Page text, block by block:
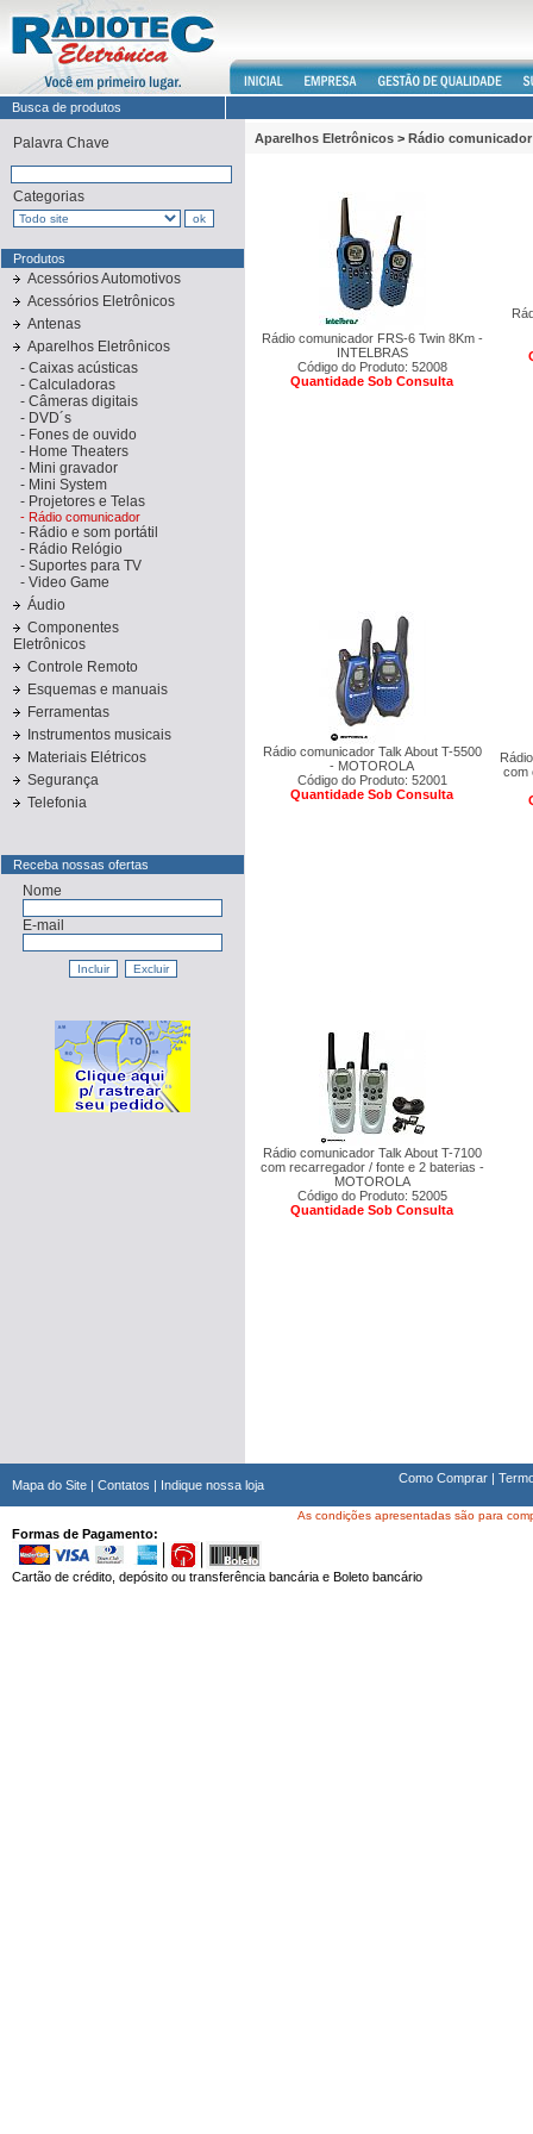
Busca de produtos
Palavra Chave
Categorias
Produtos
Acessórios Automotivos
Acessórios Eletrônicos
Antenas
Aparelhos Eletrônicos
- Caixas acústicas
- Calculadoras
- Câmeras digitais
- DVD´s
- Fones de ouvido
- Home Theaters
- Mini gravador
- Mini System
- Projetores e Telas
- Rádio comunicador
- Rádio e som portátil
- Rádio Relógio
- Suportes para TV
- Video Game
Áudio
Componentes
Eletrônicos
Controle Remoto
Esquemas e manuais
Ferramentas
Instrumentos musicais
Materiais Elétricos
Segurança
Telefonia
Receba nossas ofertas
Nome
E-mail
Aparelhos Eletrônicos > Rádio comunicador
Rádio comunicador FRS-6 Twin 8Km -
INTELBRAS
Código do Produto: 52008
Quantidade Sob Consulta
Rádio comunicador Talk About T-5500
- MOTOROLA
Código do Produto: 52001
Quantidade Sob Consulta
com
Rádio comunicador Talk About T-7100
com recarregador / fonte e 2 baterias -
MOTOROLA
Código do Produto: 52005
Quantidade Sob Consulta
Mapa do Site | Contatos | Indique nossa loja Como Comprar |
As condições apresentadas são para
Formas de Pagamento:
Cartão de crédito, depósito ou transferência bancária e Boleto bancário